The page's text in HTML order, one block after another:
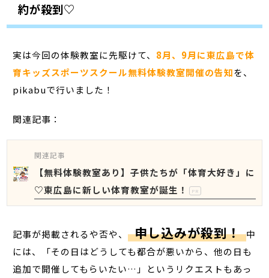
約が殺到♡
実は今回の体験教室に先駆けて、 8月、9月に東広島で体
育キッズスポーツスクール無料体験教室開催の告知を、
pikabuで行いました！
関連記事：
関連記事
【無料体験教室あり】子供たちが「体育大好き」に
♡東広島に新しい体育教室が誕生！
PR
記事が掲載されるや否や、 申し込みが殺到！ 中
には、「その日はどうしても都合が悪いから、他の日も
追加で開催してもらいたい…」というリクエストもあっ